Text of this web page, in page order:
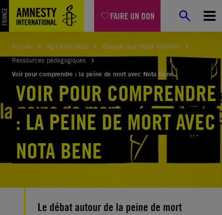
FAIRE UN DON
Aller
au
contenu
Accueil Agir avec nous
Éduquer aux droits humains
Ressources pédagogiques
Voir pour comprendre : la peine de mort avec Nota Bene
VOIR POUR COMPRENDRE
: LA PEINE DE MORT AVEC
NOTA BENE
Le débat autour de la peine de mort